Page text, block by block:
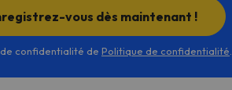
vous dès maintenant !
confidentialité de Politique de confidentialité